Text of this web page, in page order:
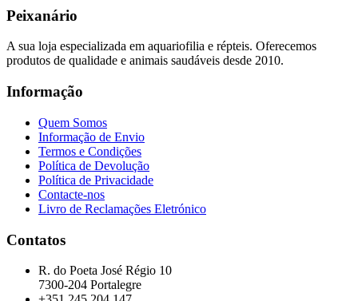
Peixanário
A sua loja especializada em aquariofilia e répteis. Oferecemos
produtos de qualidade e animais saudáveis desde 2010.
Informação
Quem Somos
Informação de Envio
Termos e Condições
Política de Devolução
Política de Privacidade
Contacte-nos
Livro de Reclamações Eletrónico
Contatos
R. do Poeta José Régio 10
7300-204 Portalegre